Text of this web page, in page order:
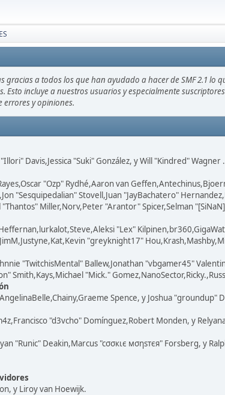
gracias a todos los que han ayudado a hacer de SMF 2.1
Esto incluye a nuestros usuarios y especialmente
y opiniones.
Davis,Jessica "Suki" González, y Will "Kindred" Wagner .
"Ozp" Rydhé,Aaron van
"Sesquipedalian" Stovell,Juan "JayBachatero"
Miller,Norv,Peter "Arantor" Spicer,Selman
"Lex"
"greyknight17"
"TwitchisMental" Ballew,Jonathan "vbgamer45"
Smith,Kays,Michael "Mick."
Spence, y Joshua "groundup"
"d3vcho" Domínguez,Robert Monden, y
"Runic" Deakin,Marcus "cσσкιє мσηѕтєя" Forsberg, y
y Liroy van Hoewijk.